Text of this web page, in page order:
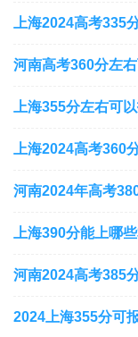
上海2024高考335
河南高考360分左
上海355分左右可
上海2024高考360
河南2024年高考
上海390分能上哪
河南2024高考385
2024上海355分可